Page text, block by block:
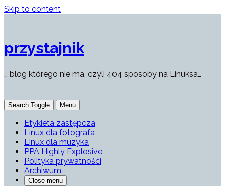
Skip to content
przystajnik
… blog którego nie ma, czyli 404 sposoby na Linuksa…
Search Toggle Menu
Etykieta zastępcza
Linux dla fotografa
Linux dla muzyka
PPA Highly Explosive
Polityka prywatności
Archiwum
Close menu